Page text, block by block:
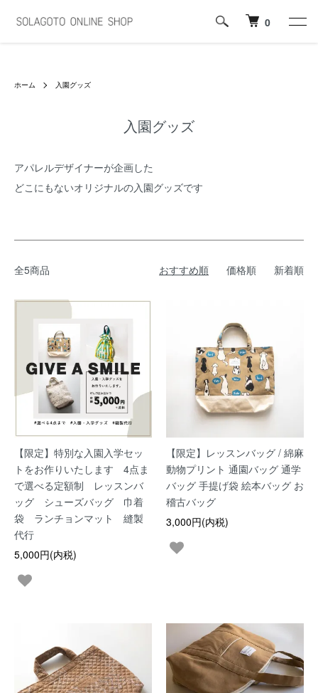
0
ホーム 入園グッズ
入園グッズ
アパレルデザイナーが企画した
どこにもないオリジナルの入園グッズです
全5商品 おすすめ順 価格順 新着順
【限定】特別な入園入学セッ
トをお作りいたします 4点ま
で選べる定額制 レッスンバ
ッグ シューズバッグ 巾着
袋 ランチョンマット 縫製
代行
5,000円(内税)
【限定】レッスンバッグ / 綿麻
動物プリント 通園バッグ 通学
バッグ 手提げ袋 絵本バッグ お
稽古バッグ
3,000円(内税)